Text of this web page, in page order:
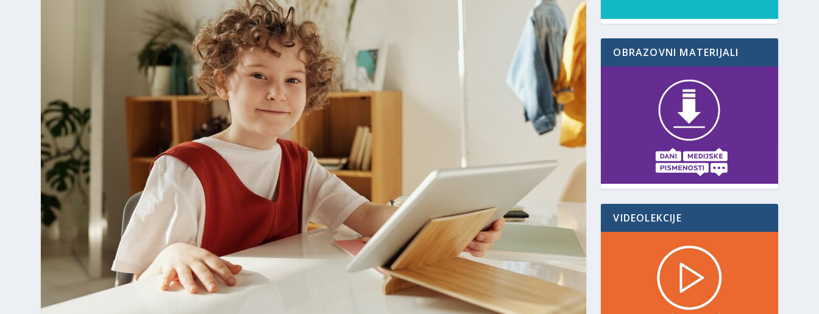
OBRAZOVNI MATERIJALI
VIDEOLEKCIJE